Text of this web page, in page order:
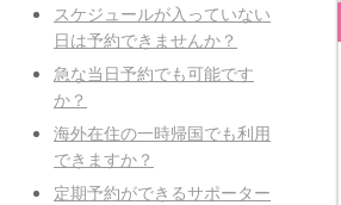
スケジュールが入っていない
日は予約できませんか？
急な当日予約でも可能です
か？
海外在住の一時帰国でも利用
できますか？
定期予約ができるサポーター